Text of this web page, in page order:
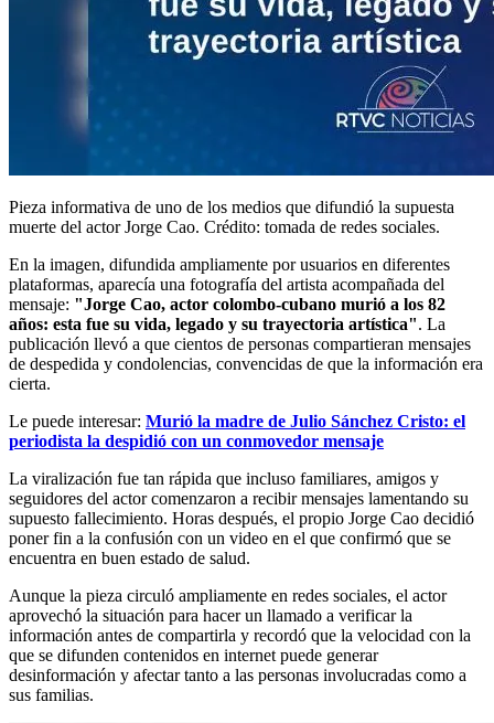
Pieza informativa de uno de los medios que difundió la supuesta
muerte del actor Jorge Cao. Crédito: tomada de redes sociales.
En la imagen, difundida ampliamente por usuarios en diferentes
plataformas, aparecía una fotografía del artista acompañada del
mensaje: "Jorge Cao, actor colombo-cubano murió a los 82
años: esta fue su vida, legado y su trayectoria artística". La
publicación llevó a que cientos de personas compartieran mensajes
de despedida y condolencias, convencidas de que la información era
cierta.
Le puede interesar: Murió la madre de Julio Sánchez Cristo: el
periodista la despidió con un conmovedor mensaje
La viralización fue tan rápida que incluso familiares, amigos y
seguidores del actor comenzaron a recibir mensajes lamentando su
supuesto fallecimiento. Horas después, el propio Jorge Cao decidió
poner fin a la confusión con un video en el que confirmó que se
encuentra en buen estado de salud.
Aunque la pieza circuló ampliamente en redes sociales, el actor
aprovechó la situación para hacer un llamado a verificar la
información antes de compartirla y recordó que la velocidad con la
que se difunden contenidos en internet puede generar
desinformación y afectar tanto a las personas involucradas como a
sus familias.